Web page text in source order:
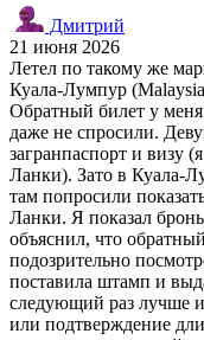
Дмитрий
21 июня 2026
Летел по такому же
Куала-Лумпур
Обратный билет у
даже не спросили.
загранпаспорт и визу
Ланки). Зато в Куала-
там попросили
Ланки. Я показал
объяснил, что
подозрительно
поставила штамп и
следующий раз лучше
или подтверждение